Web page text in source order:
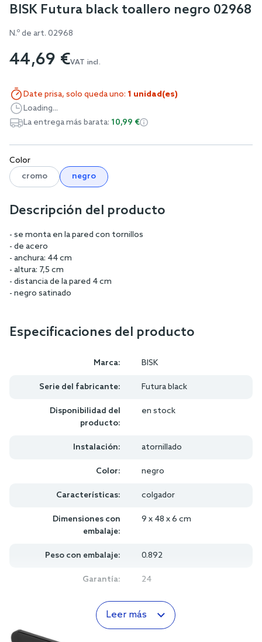
Skip
the
of
images
gallery
BISK Futura black toallero negro 02968
N.º de art. 02968
44,69 €VAT incl.
Color
cromo
negro
Date prisa, solo queda uno: 1 unidad(es)
Loading...
La entrega más barata: 10,99 €
Descripción del producto
- se monta en la pared con tornillos
- de acero
- anchura: 44 cm
- altura: 7,5 cm
- distancia de la pared 4 cm
- negro satinado
Especificaciones del producto
Marca: BISK
Serie del fabricante: Futura black
Disponibilidad del
producto:
en stock
Instalación: atornillado
Color: negro
Características: colgador
Dimensiones con
embalaje:
9 x 48 x 6 cm
Peso con embalaje: 0.892
Garantía: 24
Leer más